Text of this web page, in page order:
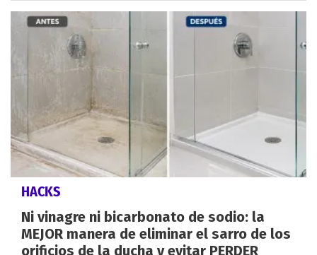
HACKS
Ni vinagre ni bicarbonato de sodio: la
MEJOR manera de eliminar el sarro de los
orificios de la ducha y evitar PERDER